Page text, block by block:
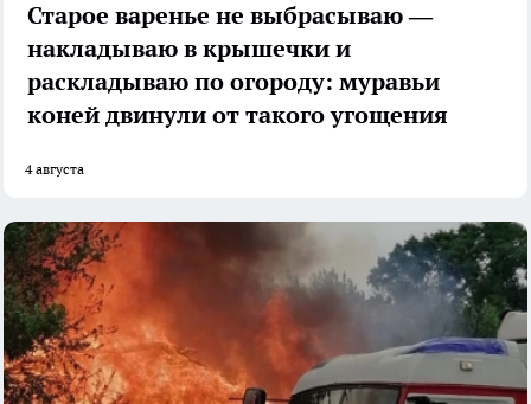
Старое варенье не выбрасываю —
накладываю в крышечки и
раскладываю по огороду: муравьи
коней двинули от такого угощения
4 августа